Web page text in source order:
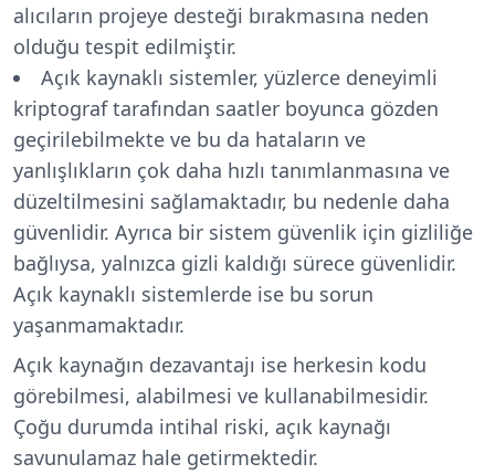
alıcıların projeye desteği bırakmasına neden
olduğu tespit edilmiştir.
Açık kaynaklı sistemler, yüzlerce deneyimli
kriptograf tarafından saatler boyunca gözden
geçirilebilmekte ve bu da hataların ve
yanlışlıkların çok daha hızlı tanımlanmasına ve
düzeltilmesini sağlamaktadır, bu nedenle daha
güvenlidir. Ayrıca bir sistem güvenlik için gizliliğe
bağlıysa, yalnızca gizli kaldığı sürece güvenlidir.
Açık kaynaklı sistemlerde ise bu sorun
yaşanmamaktadır.
Açık kaynağın dezavantajı ise herkesin kodu
görebilmesi, alabilmesi ve kullanabilmesidir.
Çoğu durumda intihal riski, açık kaynağı
savunulamaz hale getirmektedir.